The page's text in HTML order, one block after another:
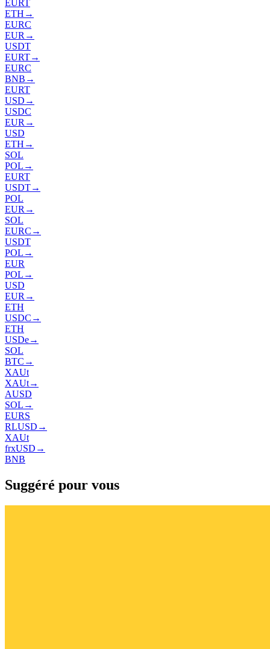
EURT
ETH →
EURC
EUR →
USDT
EURT→
EURC
BNB →
EURT
USD →
USDC
EUR →
USD
ETH →
SOL
POL →
EURT
USDT→
POL
EUR →
SOL
EURC →
USDT
POL →
EUR
POL →
USD
EUR →
ETH
USDC →
ETH
USDe→
SOL
BTC →
XAUt
XAUt→
AUSD
SOL →
EURS
RLUSD →
XAUt
frxUSD →
BNB
Suggéré pour vous